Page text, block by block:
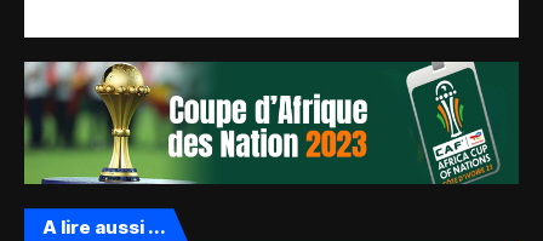
A lire aussi ...